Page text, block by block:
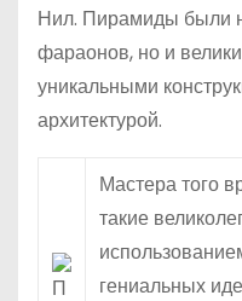
Нил. Пирамиды были
фараонов, но и
уникальными
архитектурой.
Мастера того
такие
гениальных